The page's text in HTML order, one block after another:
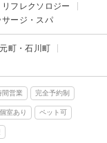
フレクソロジー
ージ・スパ
元町・石川町
間営業 完全予約制
個室あり ペット可